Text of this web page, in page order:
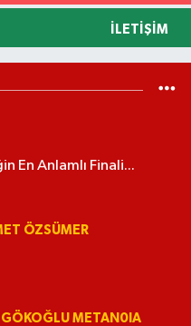
İLETIŞIM
En Anlamlı Finali...
ÖZSÜMER
GÖKOĞLU METAN0IA